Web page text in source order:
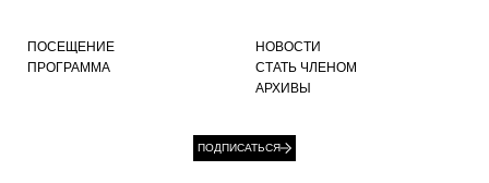
ПОСЕЩЕНИЕ
ПРОГРАММА
НОВОСТИ
СТАТЬ ЧЛЕНОМ
АРХИВЫ
ПОДПИСАТЬСЯ